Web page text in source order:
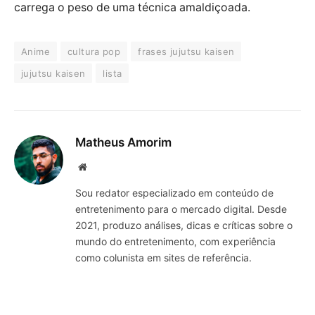
carrega o peso de uma técnica amaldiçoada.
Anime cultura pop
frases jujutsu kaisen
jujutsu kaisen
lista
Matheus Amorim
Website
Sou redator especializado em conteúdo de
entretenimento para o mercado digital. Desde
2021, produzo análises, dicas e críticas sobre o
mundo do entretenimento, com experiência
como colunista em sites de referência.